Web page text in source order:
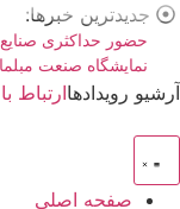
پرش
محتوا
جدیدترین خبرها:
نمایشگاه صنعت
آرشیو رویدادهاارتباط
صفحه اصلی